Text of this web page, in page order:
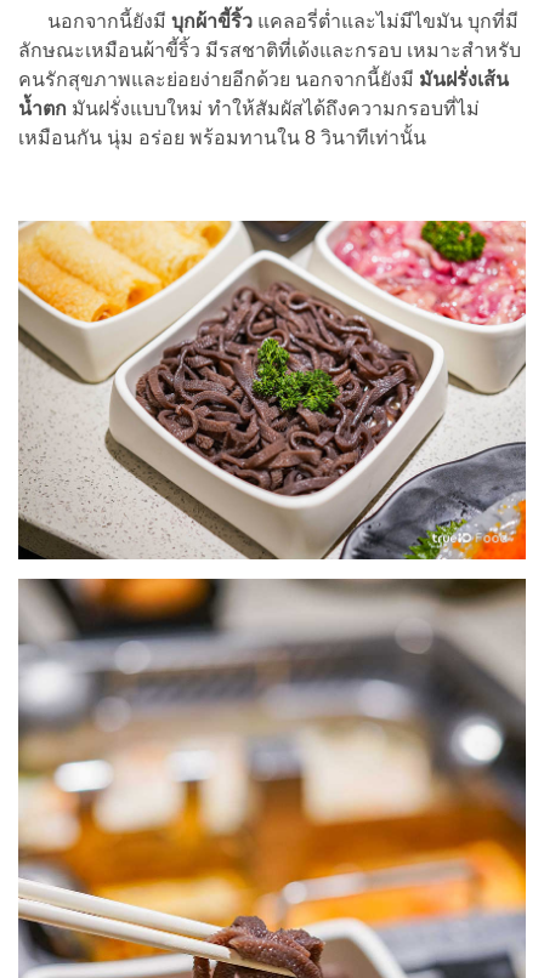
นอกจากนี้ยังมี บุกผ้าขี้ริ้ว แคลอรี่ตํ่าและไม่มีไขมัน บุกที่มี
ลักษณะเหมือนผ้าขี้ริ้ว มีรสชาติที่เด้งและกรอบ เหมาะสำหรับ
คนรักสุขภาพและย่อยง่ายอีกด้วย นอกจากนี้ยังมี มันฝรั่งเส้น
นํ้าตก มันฝรั่งแบบใหม่ ทำให้สัมผัสได้ถึงความกรอบที่ไม่
เหมือนกัน นุ่ม อร่อย พร้อมทานใน 8 วินาทีเท่านั้น